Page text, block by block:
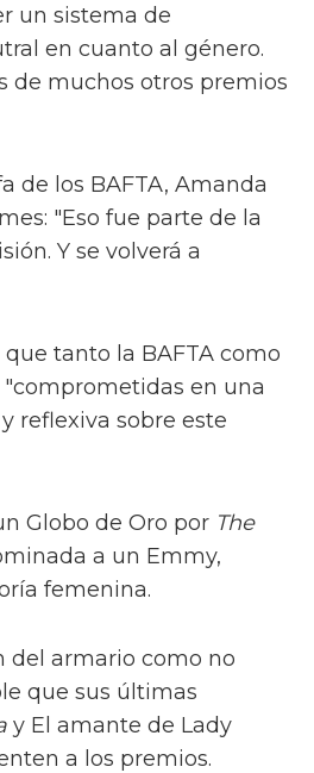
un sistema de
en cuanto al género.
de muchos otros premios
de los BAFTA, Amanda
"Eso fue parte de la
Y se volverá a
tanto la BAFTA como
en una
reflexiva sobre este
Globo de Oro por The
a un Emmy,
femenina.
del armario como no
que sus últimas
y El amante de Lady
a los premios.